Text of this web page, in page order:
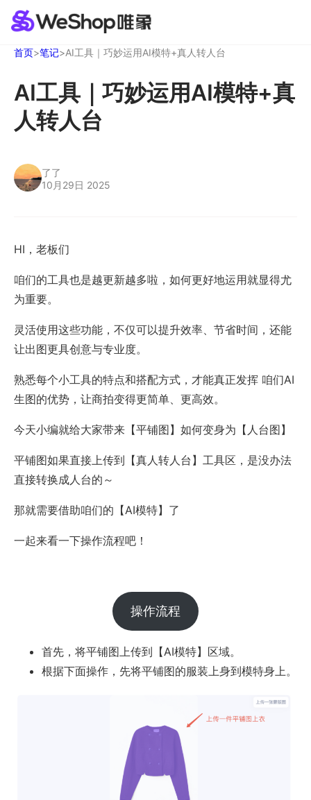
首页>笔记>AI工具｜巧妙运用AI模特+真人转人台
AI工具｜巧妙运用AI模特+真
人转人台
了了
10月29日 2025
HI，老板们
咱们的工具也是越更新越多啦，如何更好地运用就显得尤
为重要。
灵活使用这些功能，不仅可以提升效率、节省时间，还能
让出图更具创意与专业度。
熟悉每个小工具的特点和搭配方式，才能真正发挥 咱们AI
生图的优势，让商拍变得更简单、更高效。
今天小编就给大家带来【平铺图】如何变身为【人台图】
平铺图如果直接上传到【真人转人台】工具区，是没办法
直接转换成人台的～
那就需要借助咱们的【AI模特】了
一起来看一下操作流程吧！
操作流程
首先，将平铺图上传到【AI模特】区域。
根据下面操作，先将平铺图的服装上身到模特身上。